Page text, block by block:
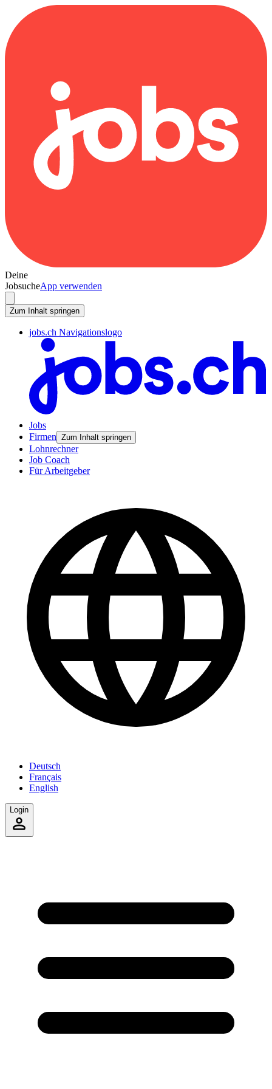
Deine
JobsucheApp verwenden
Zum Inhalt springen
jobs.ch Navigationslogo
Jobs
Firmen Zum Inhalt springen
Lohnrechner
Job Coach
Für Arbeitgeber
Deutsch
Français
English
Login